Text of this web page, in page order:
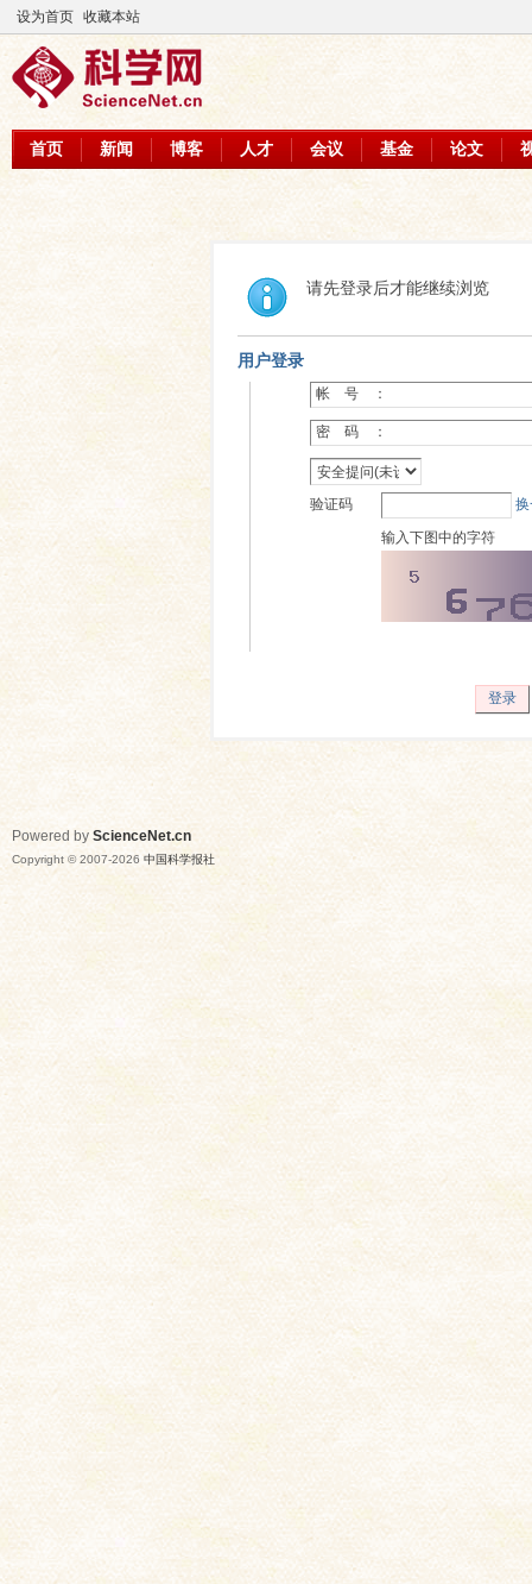
设为首页 收藏本站
首页 新闻 博客 人才 会议 基金 论文
请先登录后才能继续浏览
用户登录
帐 号 ：
密 码 ：
验证码
输入下图中的字符
登录
Powered by ScienceNet.cn
Copyright © 2007-2026 中国科学报社